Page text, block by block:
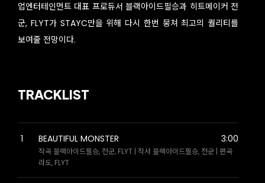
업엔터테인먼트 대표 프로듀서 블랙아이드필승과 히트메이커 전
군, FLYT가 STAYC만을 위해 다시 한번 뭉쳐 최고의 퀄리티를
보여줄 전망이다.
TRACKLIST
1 BEAUTIFUL MONSTER
작곡 블랙아이드필승, 전군, FLYT | 작사 블랙아이드필승, 전군 | 편곡
라도, FLYT
3:00